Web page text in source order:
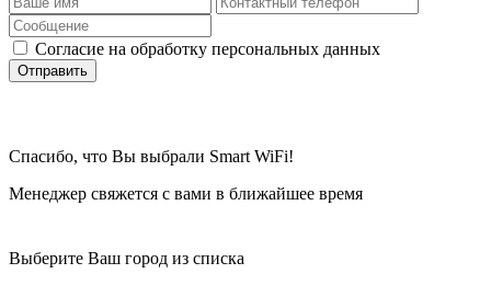
Согласие на обработку персональных данных
Отправить
Спасибо, что Вы выбрали Smart WiFi!
Менеджер свяжется с вами в ближайшее время
Выберите Ваш город из списка